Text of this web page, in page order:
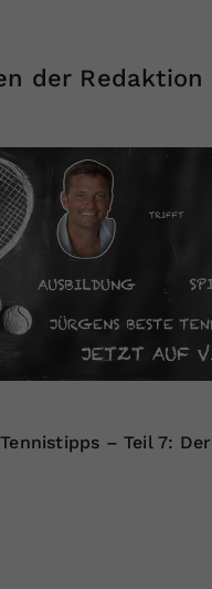
der Redaktion
– Teil 7: Der